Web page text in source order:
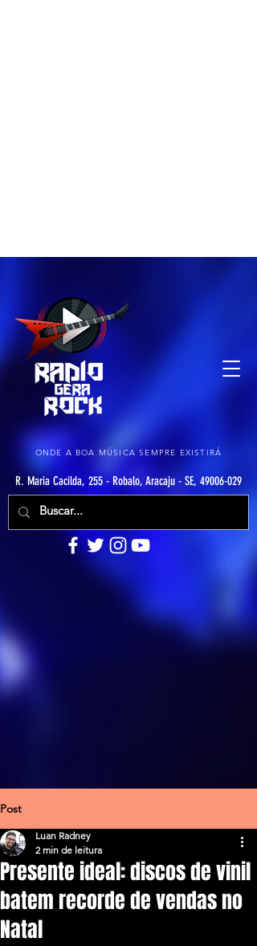
ONDE A BOA MÚSICA SEMPRE EXISTIRÁ
R. Maria Cacilda, 255 - Robalo, Aracaju - SE, 49006-029
Post
Presente ideal: discos de vinil
batem recorde de vendas no
Natal
Luan Radney
2 min de leitura